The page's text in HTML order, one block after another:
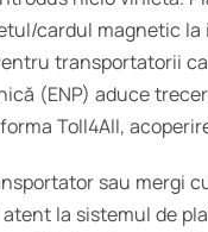
cardul magnetic la
transportatorii
(ENP) aduce
Toll4All,
sau mergi
la sistemul de